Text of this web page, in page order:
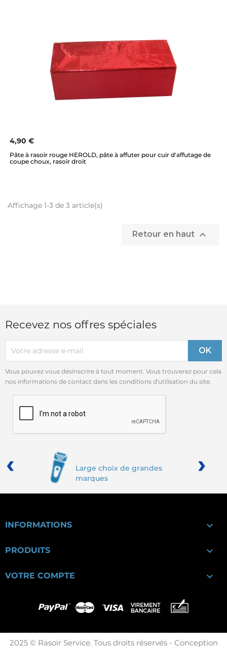
4,90 €
Pâte à rasoir rouge HEROLD, pâte à affuter pour cuir d'affutage de
coupe choux, rasoir droit
Affichage 1-3 de 3 article(s)
Retour en haut 
Recevez nos offres spéciales
Vous pouvez vous désinscrire à tout moment. Vous trouverez pour cela
nos informations de contact dans les conditions d'utilisation du site.
Large choix de grandes
marques
‹ ›
INFORMATIONS 
PRODUITS 
VOTRE COMPTE 
2025 © Rasoir Service. Tous droits réservés - Conception